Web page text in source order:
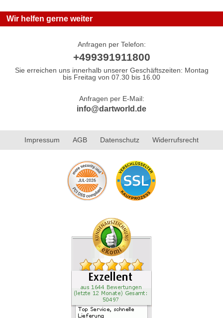
Wir helfen gerne weiter
Anfragen per Telefon:
+499391911800
Sie erreichen uns innerhalb unserer Geschäftszeiten: Montag
bis Freitag von 07.30 bis 16.00
Anfragen per E-Mail:
info@dartworld.de
Impressum AGB Datenschutz Widerrufsrecht